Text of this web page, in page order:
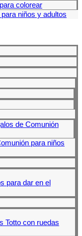
colorear
niños y adultos
de Comunión
para niños
para dar en el
Totto con ruedas